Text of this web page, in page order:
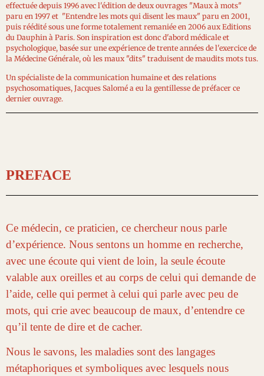
effectuée depuis 1996 avec l'édition de deux ouvrages "Maux à mots"
paru en 1997 et "Entendre les mots qui disent les maux" paru en 2001,
puis réédité sous une forme totalement remaniée en 2006 aux Editions
du Dauphin à Paris. Son inspiration est donc d'abord médicale et
psychologique, basée sur une expérience de trente années de l'exercice de
la Médecine Générale, où les maux "dits" traduisent de maudits mots tus.
Un spécialiste de la communication humaine et des relations
psychosomatiques, Jacques Salomé a eu la gentillesse de préfacer ce
dernier ouvrage.
PREFACE
Ce médecin, ce praticien, ce chercheur nous parle
d’expérience. Nous sentons un homme en recherche,
avec une écoute qui vient de loin, la seule écoute
valable aux oreilles et au corps de celui qui demande de
l’aide, celle qui permet à celui qui parle avec peu de
mots, qui crie avec beaucoup de maux, d’entendre ce
qu’il tente de dire et de cacher.
Nous le savons, les maladies sont des langages
métaphoriques et symboliques avec lesquels nous